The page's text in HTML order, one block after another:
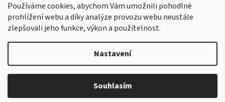
Používáme cookies, abychom Vám umožnili pohodlné
prohlížení webu a díky analýze provozu webu neustále
zlepšovali jeho funkce, výkon a použitelnost.
Nastavení
Souhlasím
Vážení zákazníci, pokud na eshopu nenajdete žádanou položku,
PŘIHLÁSIT SE
Vytvořil Shoptet
CAMPI-SHOP.cz. Všechna práva vyhrazena.